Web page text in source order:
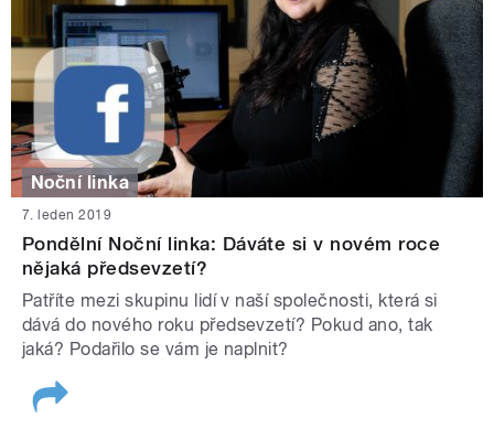
Noční linka
7. leden 2019
Pondělní Noční linka: Dáváte si v novém roce
nějaká předsevzetí?
Patříte mezi skupinu lidí v naší společnosti, která si
dává do nového roku předsevzetí? Pokud ano, tak
jaká? Podařilo se vám je naplnit?